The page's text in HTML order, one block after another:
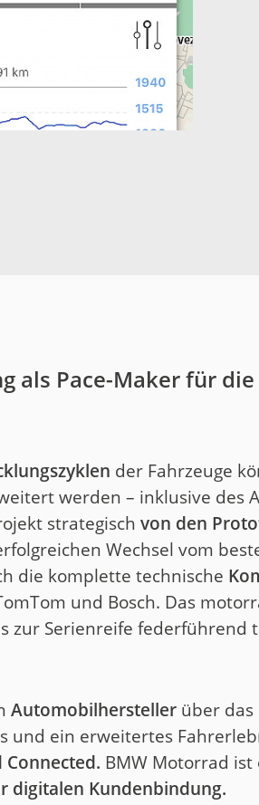
als Pace-Maker für
der Fahrzeuge
werden – inklusive des
strategisch von den
Wechsel vom
die komplette technische
und Bosch. Das
zur Serienreife federführend
Automobilhersteller über
und ein erweitertes
BMW Motorrad
digitalen Kundenbindung.